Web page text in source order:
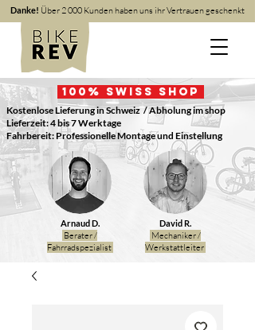
Danke! Über 2 000 Kunden haben uns ihr Vertrauen geschenkt
100 % Swiss Shop
Kostenlose Lieferung in Schweiz / Abholung im shop
Lieferzeit: 4 bis 7 Werktage
Fahrbereit: Professionelle Montage und Einstellung
Arnaud D.
Berater /
Fahrradspezialist
David R.
Mechaniker /
Werkstattleiter